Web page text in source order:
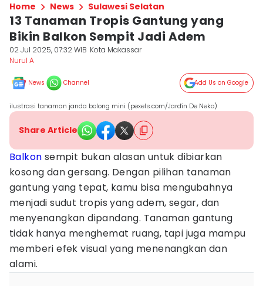
Home News Sulawesi Selatan
13 Tanaman Tropis Gantung yang
Bikin Balkon Sempit Jadi Adem
02 Jul 2025, 07:32 WIB Kota Makassar
Nurul A
News Channel Add Us on Google
ilustrasi tanaman janda bolong mini (pexels.com/Jardín De Neko)
Share Article
Balkon sempit bukan alasan untuk dibiarkan
kosong dan gersang. Dengan pilihan tanaman
gantung yang tepat, kamu bisa mengubahnya
menjadi sudut tropis yang adem, segar, dan
menyenangkan dipandang. Tanaman gantung
tidak hanya menghemat ruang, tapi juga mampu
memberi efek visual yang menenangkan dan
alami.